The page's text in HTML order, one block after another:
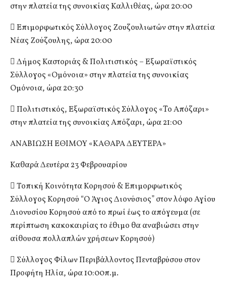
στην πλατεία της συνοικίας Καλλιθέας, ώρα 20:00
 Επιμορφωτικός Σύλλογος Ζουζουλιωτών στην πλατεία
Νέας Ζούζουλης, ώρα 20:00
 Δήμος Καστοριάς & Πολιτιστικός – Εξωραϊστικός
Σύλλογος «Ομόνοια» στην πλατεία της συνοικίας
Ομόνοια, ώρα 20:30
 Πολιτιστικός, Εξωραϊστικός Σύλλογος «To Απόζαρι»
στην πλατεία της συνοικίας Απόζαρι, ώρα 21:00
ΑΝΑΒΙΩΣΗ ΕΘΙΜΟΥ «ΚΑΘΑΡΑ ΔΕΥΤΕΡΑ»
Καθαρά Δευτέρα 23 Φεβρουαρίου
 Τοπική Κοινότητα Κορησού & Επιμορφωτικός
Σύλλογος Κορησού “Ο Άγιος Διονύσιος” στον λόφο Αγίου
Διονυσίου Κορησού από το πρωί έως το απόγευμα (σε
περίπτωση κακοκαιρίας το έθιμο θα αναβιώσει στην
αίθουσα πολλαπλών χρήσεων Κορησού)
 Σύλλογος Φίλων Περιβάλλοντος Πενταβρύσου στον
Προφήτη Ηλία, ώρα 10:00π.μ.